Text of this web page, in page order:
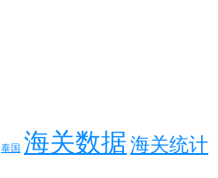
泰国 海关数据 海关统计